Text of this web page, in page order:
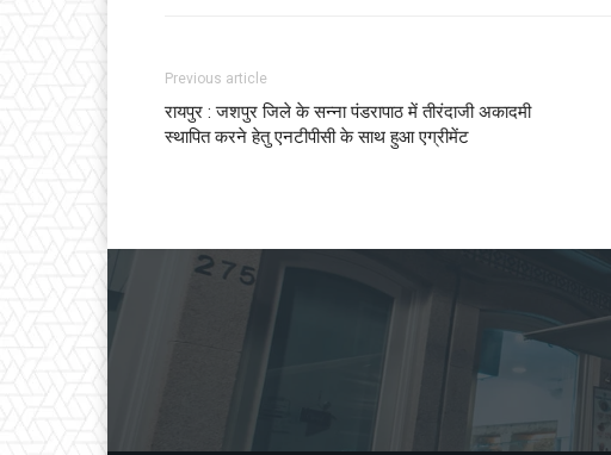
Previous article
रायपुर : जशपुर जिले के सन्ना पंडरापाठ में तीरंदाजी अकादमी
स्थापित करने हेतु एनटीपीसी के साथ हुआ एग्रीमेंट